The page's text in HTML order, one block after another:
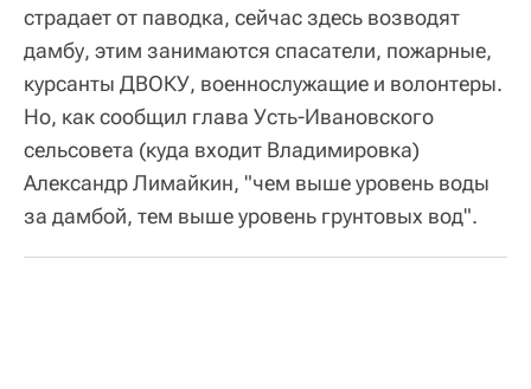
страдает от паводка, сейчас здесь возводят
дамбу, этим занимаются спасатели, пожарные,
курсанты ДВОКУ, военнослужащие и волонтеры.
Но, как сообщил глава Усть-Ивановского
сельсовета (куда входит Владимировка)
Александр Лимайкин, "чем выше уровень воды
за дамбой, тем выше уровень грунтовых вод".